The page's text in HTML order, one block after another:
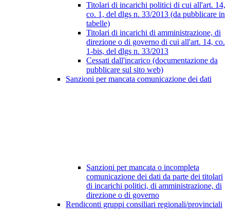
Titolari di incarichi politici di cui all'art. 14,
co. 1, del dlgs n. 33/2013 (da pubblicare in
tabelle)
Titolari di incarichi di amministrazione, di
direzione o di governo di cui all'art. 14, co.
1-bis, del dlgs n. 33/2013
Cessati dall'incarico (documentazione da
pubblicare sul sito web)
Sanzioni per mancata comunicazione dei dati
Sanzioni per mancata o incompleta
comunicazione dei dati da parte dei titolari
di incarichi politici, di amministrazione, di
direzione o di governo
Rendiconti gruppi consiliari regionali/provinciali